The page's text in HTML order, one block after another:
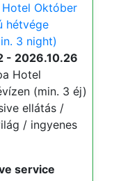
Hotel Október
hétvége
3 night)
- 2026.10.26
Hotel
(min. 3 éj)
ellátás /
/ ingyenes
service